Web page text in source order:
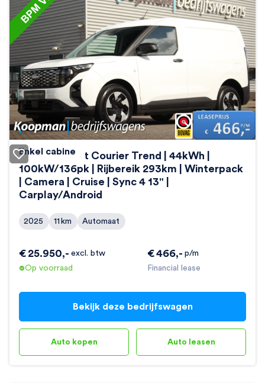
Enkel cabine
Ford E-Transit Courier Trend | 44kWh |
100kW/136pk | Rijbereik 293km | Winterpack
| Camera | Cruise | Sync 4 13" |
Carplay/Android
2025 11 km Automaat
€466,- p/m
Financial lease
€ 25.950,- excl. btw
Op voorraad
Bekijk deze bedrijfswagen
Auto kopen Auto leasen